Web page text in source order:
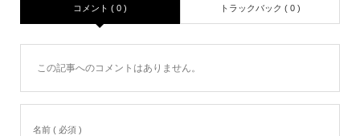
コメント ( 0 ) トラックバック ( 0 )
この記事へのコメントはありません。
名前 ( 必須 )